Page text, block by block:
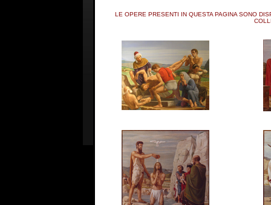
LE OPERE PRESENTI IN QUESTA PAGINA SONO